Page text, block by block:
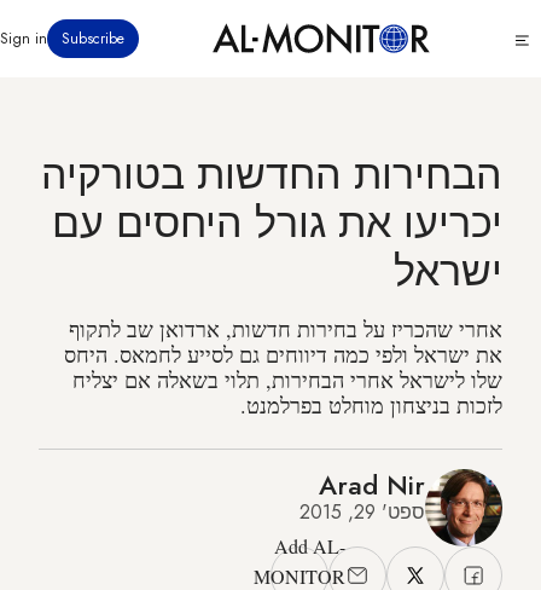
לתוכן
Subscribe
Sign in
הבחירות החדשות בטורקיה
יכריעו את גורל היחסים עם
ישראל
אחרי שהכריז על בחירות חדשות, ארדואן שב לתקוף
את ישראל ולפי כמה דיווחים גם לסייע לחמאס. היחס
שלו לישראל אחרי הבחירות, תלוי בשאלה אם יצליח
לזכות בניצחון מוחלט בפרלמנט.
Arad Nir
ספט' 29, 2015
Add AL-
MONITOR